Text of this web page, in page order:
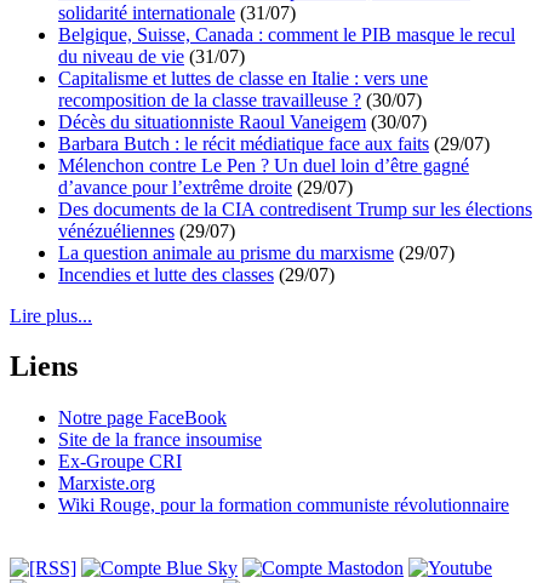
solidarité internationale (31/07)
Belgique, Suisse, Canada : comment le PIB masque le recul
du niveau de vie (31/07)
Capitalisme et luttes de classe en Italie : vers une
recomposition de la classe travailleuse ? (30/07)
Décès du situationniste Raoul Vaneigem (30/07)
Barbara Butch : le récit médiatique face aux faits (29/07)
Mélenchon contre Le Pen ? Un duel loin d’être gagné
d’avance pour l’extrême droite (29/07)
Des documents de la CIA contredisent Trump sur les élections
vénézuéliennes (29/07)
La question animale au prisme du marxisme (29/07)
Incendies et lutte des classes (29/07)
Lire plus...
Liens
Notre page FaceBook
Site de la france insoumise
Ex-Groupe CRI
Marxiste.org
Wiki Rouge, pour la formation communiste révolutionnaire